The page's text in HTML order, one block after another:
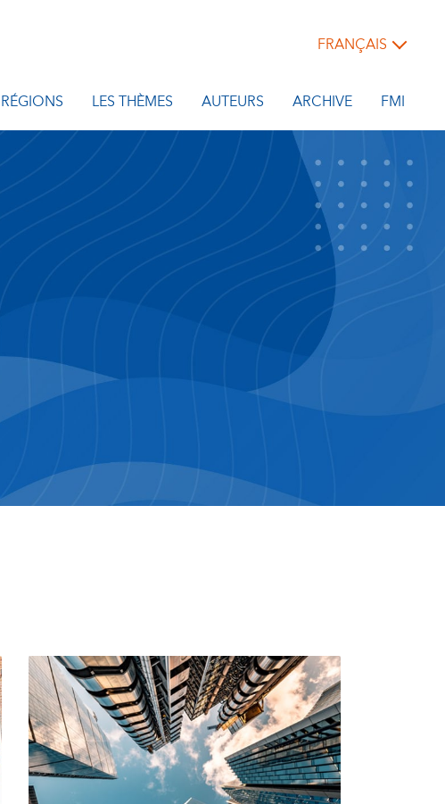
FRANÇAIS
RÉGIONS LES THÈMES AUTEURS ARCHIVE FMI